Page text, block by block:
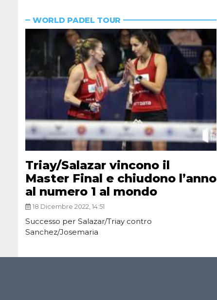
WORLD PADEL TOUR
Triay/Salazar vincono il
Master Final e chiudono l’anno
al numero 1 al mondo
18 Dicembre 2022, 14:51
Successo per Salazar/Triay contro
Sanchez/Josemaria